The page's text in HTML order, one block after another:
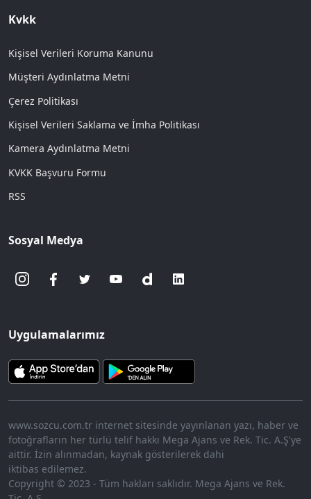
Kvkk
Kişisel Verileri Koruma Kanunu
Müşteri Aydınlatma Metni
Çerez Politikası
Kişisel Verileri Saklama ve İmha Politikası
Kamera Aydınlatma Metni
KVKK Başvuru Formu
RSS
Sosyal Medya
Uygulamalarımız
www.sozcu.com.tr internet sitesinde yayınlanan yazı, haber ve
fotoğrafların her türlü telif hakkı Mega Ajans ve Rek. Tic. A.Ş'ye
aittir. İzin alınmadan, kaynak gösterilerek dahi
iktibas edilemez.
Copyright © 2023 - Tüm hakları saklıdır. Mega Ajans ve Rek.